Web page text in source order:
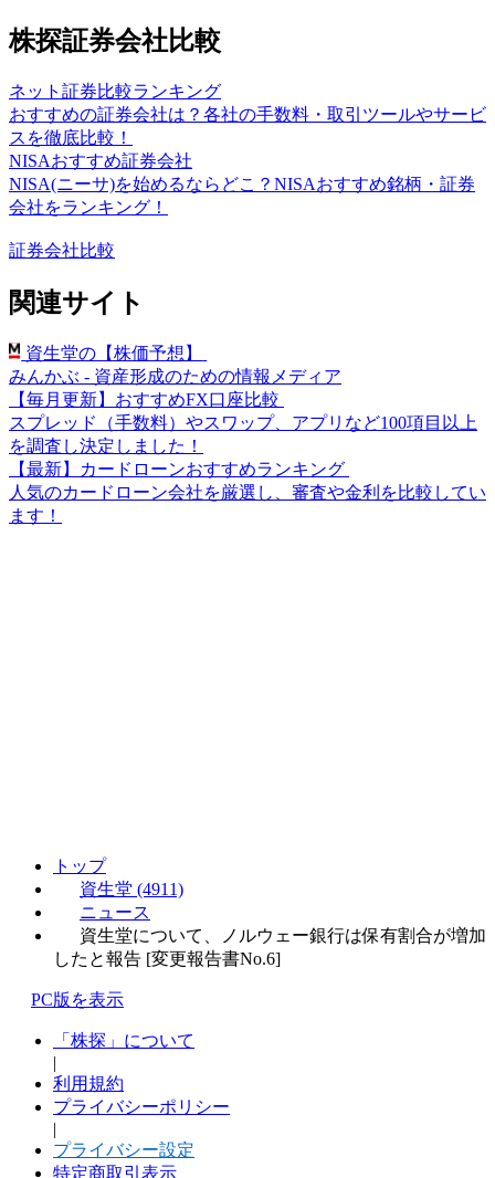
株探証券会社比較
ネット証券比較ランキング
おすすめの証券会社は？各社の手数料・取引ツールやサービ
スを徹底比較！
NISAおすすめ証券会社
NISA(ニーサ)を始めるならどこ？NISAおすすめ銘柄・証券
会社をランキング！
証券会社比較
関連サイト
資生堂の【株価予想】
みんかぶ - 資産形成のための情報メディア
【毎月更新】おすすめFX口座比較
スプレッド（手数料）やスワップ、アプリなど100項目以上
を調査し決定しました！
【最新】カードローンおすすめランキング
人気のカードローン会社を厳選し、審査や金利を比較してい
ます！
トップ
資生堂 (4911)
ニュース
資生堂について、ノルウェー銀行は保有割合が増加
したと報告 [変更報告書No.6]
PC版を表示
「株探」について
|
利用規約
プライバシーポリシー
|
プライバシー設定
特定商取引表示